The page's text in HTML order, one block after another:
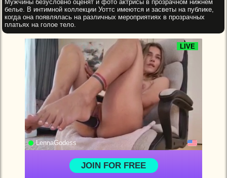
Мужчины безусловно оценят и фото актрисы в прозрачном нижнем
белье. В интимной коллекции Уоттс имеются и засветы на публике,
когда она появлялась на различных мероприятиях в прозрачных
платьях на голое тело.